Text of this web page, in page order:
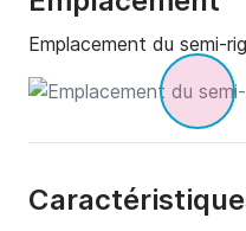
Emplacement du semi-